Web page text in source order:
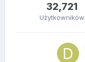
32,721
Użytkowników